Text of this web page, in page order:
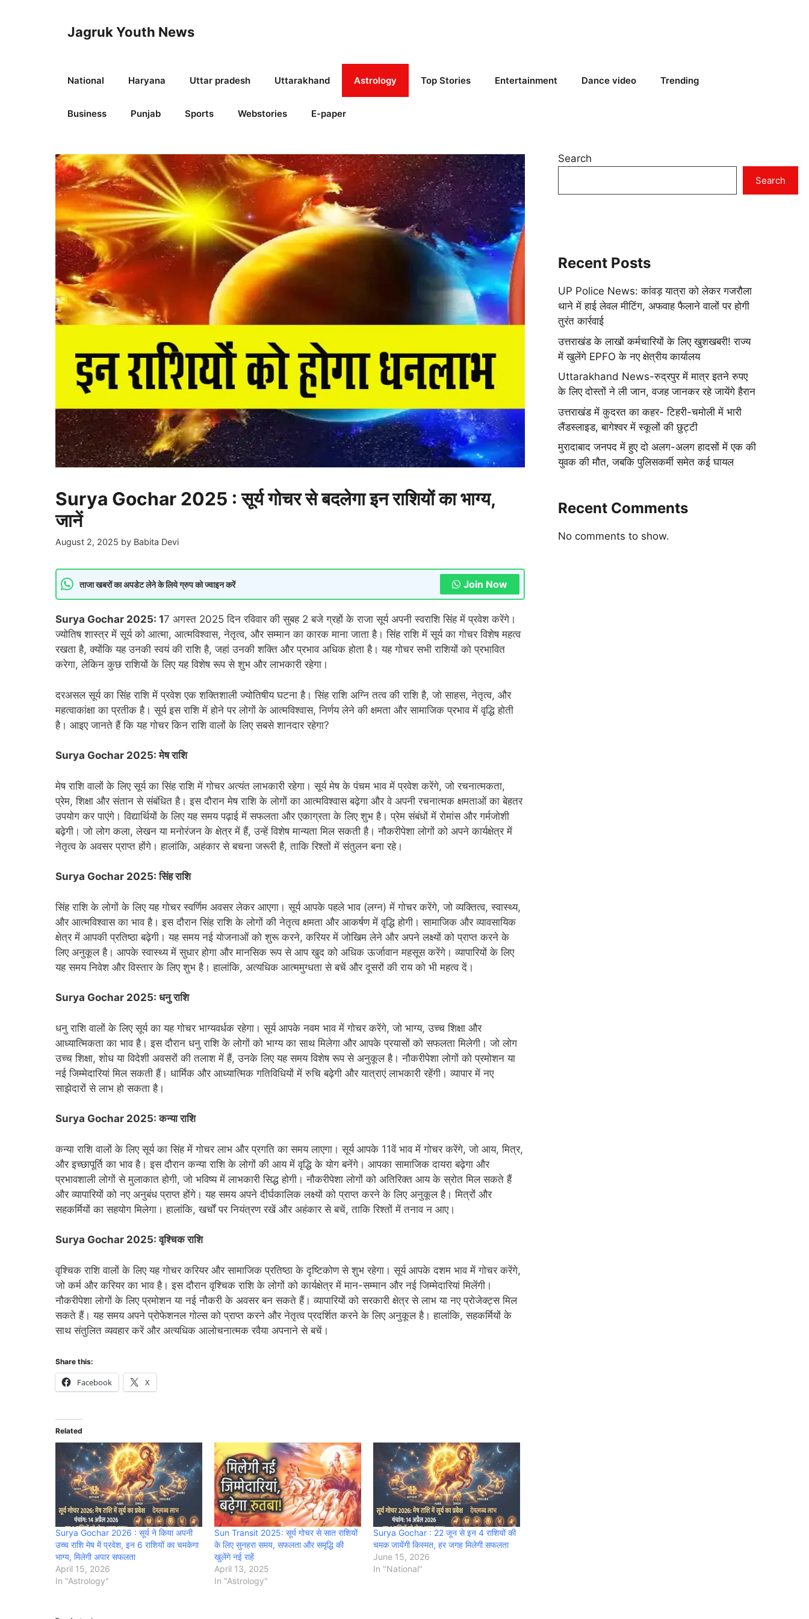
Jagruk Youth News
National Haryana Uttar pradesh Uttarakhand Astrology Top Stories Entertainment Dance video Trending
Business Punjab Sports Webstories E-paper
Surya Gochar 2025 : सूर्य गोचर से बदलेगा इन राशियों का भाग्य,
जानें
August 2, 2025 by Babita Devi
ताजा खबरों का अपडेट लेने के लिये ग्रुप को ज्वाइन करें Join Now
Surya Gochar 2025: 17 अगस्त 2025 दिन रविवार की सुबह 2 बजे ग्रहों के राजा सूर्य अपनी स्वराशि सिंह में प्रवेश करेंगे।
ज्योतिष शास्त्र में सूर्य को आत्मा, आत्मविश्वास, नेतृत्व, और सम्मान का कारक माना जाता है। सिंह राशि में सूर्य का गोचर विशेष महत्व
रखता है, क्योंकि यह उनकी स्वयं की राशि है, जहां उनकी शक्ति और प्रभाव अधिक होता है। यह गोचर सभी राशियों को प्रभावित
करेगा, लेकिन कुछ राशियों के लिए यह विशेष रूप से शुभ और लाभकारी रहेगा।
दरअसल सूर्य का सिंह राशि में प्रवेश एक शक्तिशाली ज्योतिषीय घटना है। सिंह राशि अग्नि तत्व की राशि है, जो साहस, नेतृत्व, और
महत्वाकांक्षा का प्रतीक है। सूर्य इस राशि में होने पर लोगों के आत्मविश्वास, निर्णय लेने की क्षमता और सामाजिक प्रभाव में वृद्धि होती
है। आइए जानते हैं कि यह गोचर किन राशि वालों के लिए सबसे शानदार रहेगा?
Surya Gochar 2025: मेष राशि
मेष राशि वालों के लिए सूर्य का सिंह राशि में गोचर अत्यंत लाभकारी रहेगा। सूर्य मेष के पंचम भाव में प्रवेश करेंगे, जो रचनात्मकता,
प्रेम, शिक्षा और संतान से संबंधित है। इस दौरान मेष राशि के लोगों का आत्मविश्वास बढ़ेगा और वे अपनी रचनात्मक क्षमताओं का बेहतर
उपयोग कर पाएंगे। विद्यार्थियों के लिए यह समय पढ़ाई में सफलता और एकाग्रता के लिए शुभ है। प्रेम संबंधों में रोमांस और गर्मजोशी
बढ़ेगी। जो लोग कला, लेखन या मनोरंजन के क्षेत्र में हैं, उन्हें विशेष मान्यता मिल सकती है। नौकरीपेशा लोगों को अपने कार्यक्षेत्र में
नेतृत्व के अवसर प्राप्त होंगे। हालांकि, अहंकार से बचना जरूरी है, ताकि रिश्तों में संतुलन बना रहे।
Surya Gochar 2025: सिंह राशि
सिंह राशि के लोगों के लिए यह गोचर स्वर्णिम अवसर लेकर आएगा। सूर्य आपके पहले भाव (लग्न) में गोचर करेंगे, जो व्यक्तित्व, स्वास्थ्य,
और आत्मविश्वास का भाव है। इस दौरान सिंह राशि के लोगों की नेतृत्व क्षमता और आकर्षण में वृद्धि होगी। सामाजिक और व्यावसायिक
क्षेत्र में आपकी प्रतिष्ठा बढ़ेगी। यह समय नई योजनाओं को शुरू करने, करियर में जोखिम लेने और अपने लक्ष्यों को प्राप्त करने के
लिए अनुकूल है। आपके स्वास्थ्य में सुधार होगा और मानसिक रूप से आप खुद को अधिक ऊर्जावान महसूस करेंगे। व्यापारियों के लिए
यह समय निवेश और विस्तार के लिए शुभ है। हालांकि, अत्यधिक आत्ममुग्धता से बचें और दूसरों की राय को भी महत्व दें।
Surya Gochar 2025: धनु राशि
धनु राशि वालों के लिए सूर्य का यह गोचर भाग्यवर्धक रहेगा। सूर्य आपके नवम भाव में गोचर करेंगे, जो भाग्य, उच्च शिक्षा और
आध्यात्मिकता का भाव है। इस दौरान धनु राशि के लोगों को भाग्य का साथ मिलेगा और आपके प्रयासों को सफलता मिलेगी। जो लोग
उच्च शिक्षा, शोध या विदेशी अवसरों की तलाश में हैं, उनके लिए यह समय विशेष रूप से अनुकूल है। नौकरीपेशा लोगों को प्रमोशन या
नई जिम्मेदारियां मिल सकती हैं। धार्मिक और आध्यात्मिक गतिविधियों में रुचि बढ़ेगी और यात्राएं लाभकारी रहेंगी। व्यापार में नए
साझेदारों से लाभ हो सकता है।
Surya Gochar 2025: कन्या राशि
कन्या राशि वालों के लिए सूर्य का सिंह में गोचर लाभ और प्रगति का समय लाएगा। सूर्य आपके 11वें भाव में गोचर करेंगे, जो आय, मित्र,
और इच्छापूर्ति का भाव है। इस दौरान कन्या राशि के लोगों की आय में वृद्धि के योग बनेंगे। आपका सामाजिक दायरा बढ़ेगा और
प्रभावशाली लोगों से मुलाकात होगी, जो भविष्य में लाभकारी सिद्ध होगी। नौकरीपेशा लोगों को अतिरिक्त आय के स्रोत मिल सकते हैं
और व्यापारियों को नए अनुबंध प्राप्त होंगे। यह समय अपने दीर्घकालिक लक्ष्यों को प्राप्त करने के लिए अनुकूल है। मित्रों और
सहकर्मियों का सहयोग मिलेगा। हालांकि, खर्चों पर नियंत्रण रखें और अहंकार से बचें, ताकि रिश्तों में तनाव न आए।
Surya Gochar 2025: वृश्चिक राशि
वृश्चिक राशि वालों के लिए यह गोचर करियर और सामाजिक प्रतिष्ठा के दृष्टिकोण से शुभ रहेगा। सूर्य आपके दशम भाव में गोचर करेंगे,
जो कर्म और करियर का भाव है। इस दौरान वृश्चिक राशि के लोगों को कार्यक्षेत्र में मान-सम्मान और नई जिम्मेदारियां मिलेंगी।
नौकरीपेशा लोगों के लिए प्रमोशन या नई नौकरी के अवसर बन सकते हैं। व्यापारियों को सरकारी क्षेत्र से लाभ या नए प्रोजेक्ट्स मिल
सकते हैं। यह समय अपने प्रोफेशनल गोल्स को प्राप्त करने और नेतृत्व प्रदर्शित करने के लिए अनुकूल है। हालांकि, सहकर्मियों के
साथ संतुलित व्यवहार करें और अत्यधिक आलोचनात्मक रवैया अपनाने से बचें।
Share this:
Facebook X
Related
Surya Gochar 2026 : सूर्य ने किया अपनी
उच्च राशि मेष में प्रवेश, इन 6 राशियों का चमकेगा
भाग्य, मिलेगी अपार सफलता
April 15, 2026
In "Astrology"
Sun Transit 2025: सूर्य गोचर से सात राशियों
के लिए सुनहरा समय, सफलता और समृद्धि की
खुलेंगे नई राहें
April 13, 2025
In "Astrology"
Surya Gochar : 22 जून से इन 4 राशियों की
चमक जायेंगी किस्मत, हर जगह मिलेगी सफलता
June 15, 2026
In "National"
Search
Search
Recent Posts
UP Police News: कांवड़ यात्रा को लेकर गजरौला
थाने में हाई लेवल मीटिंग, अफवाह फैलाने वालों पर होगी
तुरंत कार्रवाई
उत्तराखंड के लाखों कर्मचारियों के लिए खुशखबरी! राज्य
में खुलेंगे EPFO के नए क्षेत्रीय कार्यालय
Uttarakhand News-रुद्रपुर में मात्र इतने रुपए
के लिए दोस्तों ने ली जान, वजह जानकर रहे जायेंगे हैरान
उत्तराखंड में कुदरत का कहर- टिहरी-चमोली में भारी
लैंडस्लाइड, बागेश्वर में स्कूलों की छुट्टी
मुरादाबाद जनपद में हुए दो अलग-अलग हादसों में एक की
युवक की मौत, जबकि पुलिसकर्मी समेत कई घायल
Recent Comments
No comments to show.